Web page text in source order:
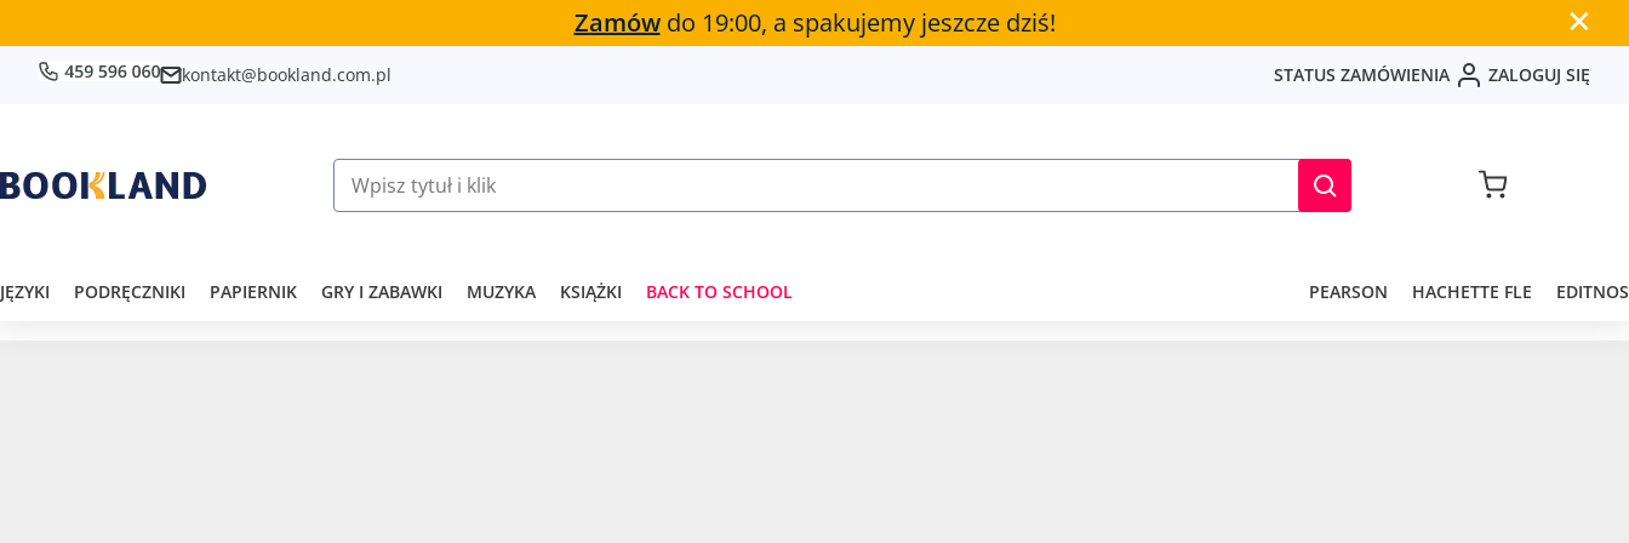
Zamówdo 19:00, a spakujemy jeszcze dziś! ✕
kontakt@bookland.com.pl STATUS ZAMÓWIENIA ZALOGUJ SIĘ
JĘZYKI PODRĘCZNIKI PAPIERNIK GRY I ZABAWKI MUZYKA KSIĄŻKI BACK TO SCHOOL PEARSON HACHETTE FLE EDITNOS